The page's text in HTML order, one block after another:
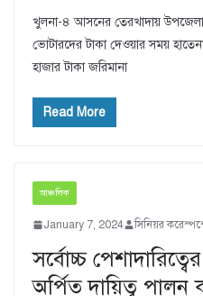
খুলনা-৪ আসনের তেরখাদায় উপজেলার
ভোটারদের টাকা দেওয়ার সময়
হাজার টাকা জরিমানা
Read More
আঞ্চলিক
January 7, 2024 সিনিয়র
সর্বোচ্চ
অর্পিত দায়িত্ব